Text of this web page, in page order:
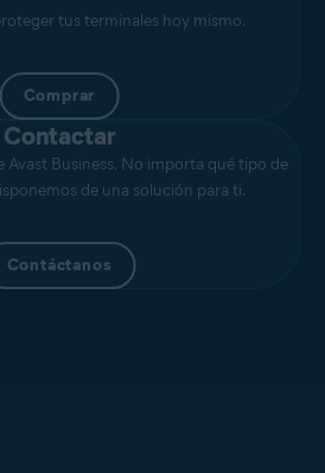
tus terminales hoy mismo.
Comprar
Contactar
Avast Business. No importa qué tipo de
de una solución para ti.
Contáctanos